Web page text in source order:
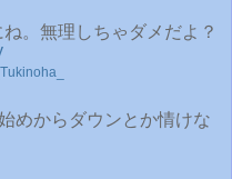
。無理しちゃダメだよ？
めからダウンとか情けな